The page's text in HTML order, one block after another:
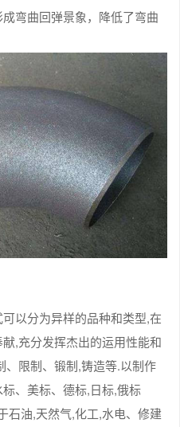
弯曲回弹景象，降低了弯曲
以分为异样的品种和类型,在
,充分发挥杰出的运用性能和
限制、锻制,铸造等.以制作
、美标、德标,日标,俄标
石油,天然气,化工,水电、修建